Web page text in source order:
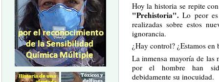
Hoy la historia se repite
"Prehistoria".Lo peor
realizadas sobre estos
ignorancia.
¿Hay control? ¿Estamos en
La inmensa mayoría de las
por el hombre han
debidamente su inocuidad.